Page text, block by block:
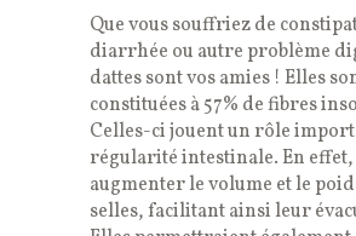
Que vous souffriez de
diarrhée ou autre problème
dattes sont vos amies ! Elles
constituées à 57% de fibres
Celles-ci jouent un rôle
régularité intestinale. En
augmenter le volume et le
selles, facilitant ainsi leur